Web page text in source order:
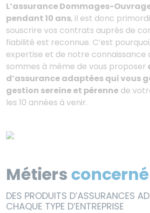
L’assurance Dommages-
pendant 10 ans, il est donc
souscrire vos contrats auprès de
fiabilité est reconnue. C’est
expertise et de notre connaissance
sommes à même de vous proposer
d’assurance adaptées qui vous
gestion sereine et pérenne de
les 10 années à venir.
Métiers
DES PRODUITS D’ASSURANCES
CHAQUE TYPE D’ENTREPRISE